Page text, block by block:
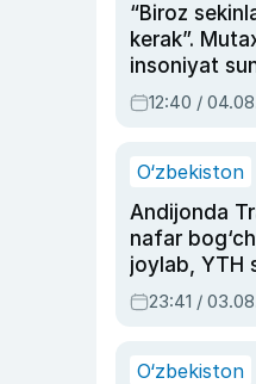
“Biroz
kerak”.
insoniyat
intellektni
olmay
12:40 /
O‘zbekiston
Andijonda
nafar
joylab, YTH
ayolga sud
23:41 /
O‘zbekiston